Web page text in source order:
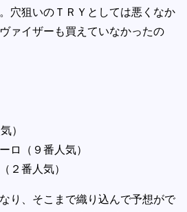
穴狙いのＴＲＹとしては悪くなか
ァイザーも買えていなかったの
）
ロ（９番人気）
２番人気）
り、そこまで織り込んで予想がで